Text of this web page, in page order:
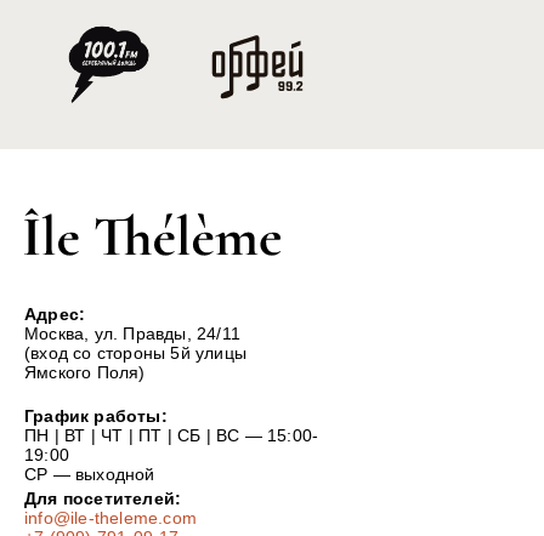
Адрес:
Москва, ул. Правды, 24/11
(вход со стороны 5й улицы
Ямского Поля)
График работы:
ПН | ВТ | ЧТ | ПТ | СБ | ВС — 15:00-
19:00
СР — выходной
Для посетителей:
info@ile-theleme.com